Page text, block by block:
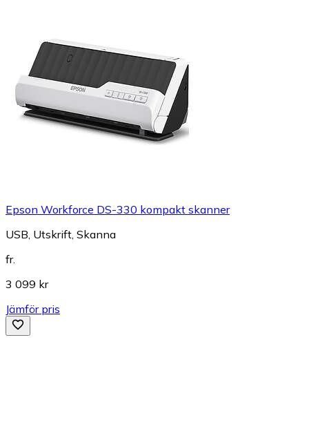
Epson Workforce DS-330 kompakt skanner
USB, Utskrift, Skanna
fr.
3 099 kr
Jämför pris